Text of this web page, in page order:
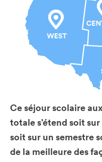
Ce séjour scolaire
totale s’étend soit
soit sur un semestre
de la meilleure des